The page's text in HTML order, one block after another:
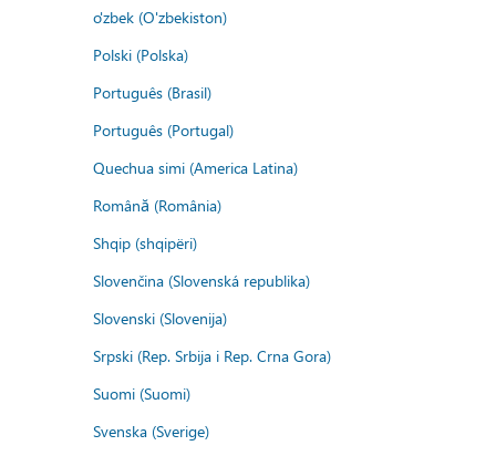
o'zbek (O'zbekiston)
Polski (Polska)
Português (Brasil)
Português (Portugal)
Quechua simi (America Latina)
Română (România)
Shqip (shqipëri)
Slovenčina (Slovenská republika)
Slovenski (Slovenija)
Srpski (Rep. Srbija i Rep. Crna Gora)
Suomi (Suomi)
Svenska (Sverige)